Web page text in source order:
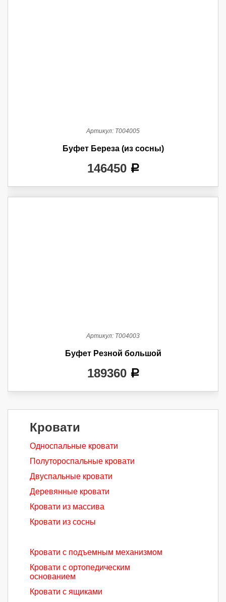
Артикул: Т004005
Буфет Береза (из сосны)
146450 a
Артикул: Т004003
Буфет Резной большой
189360 a
Кровати
Односпальные кровати
Полутороспальные кровати
Двуспальные кровати
Деревянные кровати
Кровати из массива
Кровати из сосны
Кровати с подъемным механизмом
Кровати с ортопедическим
основанием
Кровати с ящиками